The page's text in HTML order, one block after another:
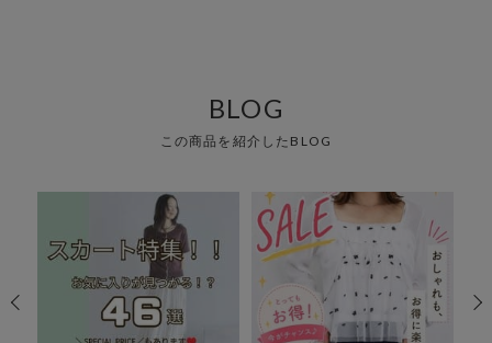
BLOG
この商品を紹介したBLOG